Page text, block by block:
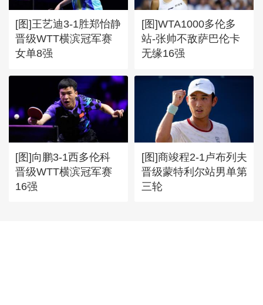
[图]王艺迪3-1胜郑怡静
晋级WTT横滨冠军赛
女单8强
[图]WTA1000多伦多
站-张帅不敌萨巴伦卡
无缘16强
[图]向鹏3-1西多伦科
晋级WTT横滨冠军赛
16强
[图]商竣程2-1卢布列夫
晋级蒙特利尔站男单第
三轮